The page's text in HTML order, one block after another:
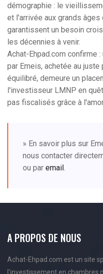
démographie : le
et l'arrivée aux grands
garantissent un besoin
les décennies à venir.
Achat-Ehpad.com confirme
par Emeis, achetée au
équilibré, demeure un
l'investisseur LMNP en
pas fiscalisés grâce à
» En savoir plus sur
nous contacter
ou par email.
A PROPOS DE NOUS
Achat-Ehpad.com est un site
l'investissement en chambres